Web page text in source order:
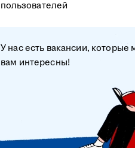
пользователей
У нас есть вакансии, которые
вам интересны!